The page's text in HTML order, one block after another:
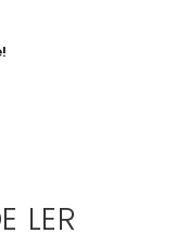
LER